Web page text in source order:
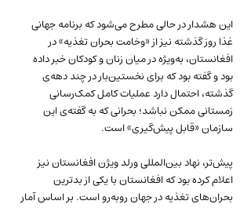
این هشدار در حالی مطرح می‌شود که برنامه جهانی
غذا روز گذشته نیز از «وخامت بحران تغذیه» در
افغانستان، به‌ویژه در میان زنان و کودکان خبر داده
بود و گفته بود که برای نخستین‌بار در چند دهه‌ی
گذشته، احتمال دارد عملیات کامل کمک‌رسانی
زمستانی ممکن نباشد؛ بحرانی که به گفته‌ی این
سازمان «قابل پیش‌گیری» است.
پیش‌تر، نهاد بین‌المللی ورلد ویژن افغانستان نیز
اعلام کرده بود که افغانستان با یکی از بدترین
بحران‌های تغذیه در جهان روبه‌رو است. بر اساس آمار